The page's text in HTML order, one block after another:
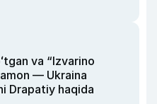
va “Izvarino
— Ukraina
Drapatiy haqida